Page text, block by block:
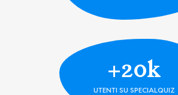
+20k
UTENTI SU SPECIALQUIZ